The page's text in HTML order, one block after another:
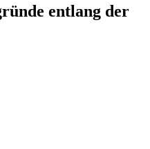
entlang der